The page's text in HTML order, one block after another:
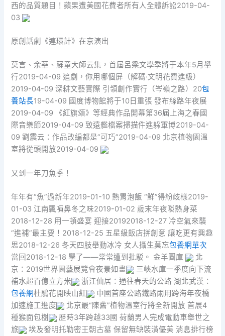
西的品質題目！蘋果遭美國花費者所有人全體訴訟2019-04-
03
原創話劇《連環計》在京演出
莫言、余華、蘇童大師云集，首屆呂梁文學季將于本年5月舉
行2019-04-09 追劇，你用哪個屏（解碼·文明花費進級）
2019-04-09 深耕文藝實際 引領創作實行（岑嶺之路）20包
養站長19-04-09 國度博物館將于10日重張 發布絲路年夜展
2019-04-09 《紅旗頌》等經典作品開幕第36屆上海之春國
際音樂節2019-04-09 致遠艦檔案掃描件進躲軍博2019-04-
09 劉震云：作品改編都是“可巧”2019-04-09 北京植物園溫
室將從頭開放2019-04-09
又到一年刀魚季！
年年有“魚”過新年2019-01-10 熱胃泡飯 “鮮”得紛歧樣2019-
01-03 江南飄噴鼻冬之味2019-01-02 歲末年夜啖熱身菜
2018-12-28 用一頓盛宴 迎接20192018-12-27 冷空氣來襲
“進補”最主要！2018-12-25 五星級飯店拼創意 讓吃更有興趣
思2018-12-26 冬天四肢舉動冰冷 女人攝生莫忘包養網單次
當回2018-12-18 學了——常常遭到批駁。 金羊圖庫
北
京：2019世界園藝展覽會夜景如畫
三峽水庫一季度向下流
補水超百億立方米
浙江仙居：通往春天的公路 湖北武漢：
包養網杜鵑花開映山紅
中國首座公路鐵路兩用跨海年夜橋
加速施工進度
北京最“陳舊”植物溫室行將全新開放 首展4
種猴面包樹
歷時3年跨越33國 荷蘭男人完成電動車舉世之
旅
埃及發明托勒密王朝古墓 保留無缺裝潢優美 消息排行榜